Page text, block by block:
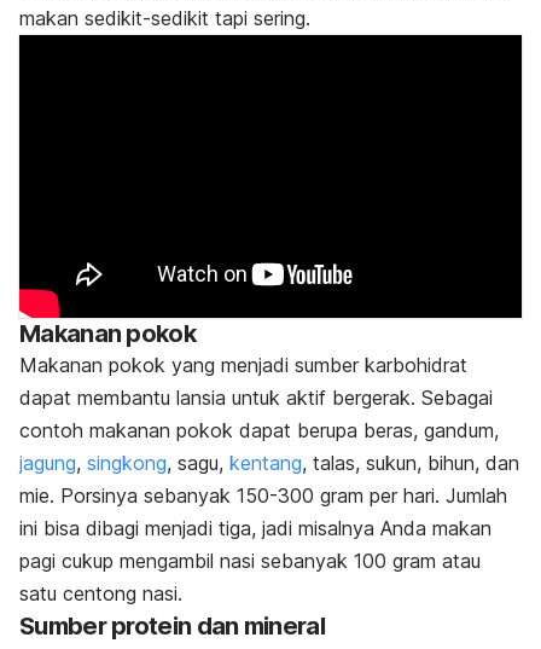
makan sedikit-sedikit tapi sering.
Makanan pokok
Makanan pokok yang menjadi sumber karbohidrat
dapat membantu lansia untuk aktif bergerak. Sebagai
contoh makanan pokok dapat berupa beras, gandum,
jagung, singkong, sagu, kentang, talas, sukun, bihun, dan
mie. Porsinya sebanyak 150-300 gram per hari. Jumlah
ini bisa dibagi menjadi tiga, jadi misalnya Anda makan
pagi cukup mengambil nasi sebanyak 100 gram atau
satu centong nasi.
Sumber protein dan mineral